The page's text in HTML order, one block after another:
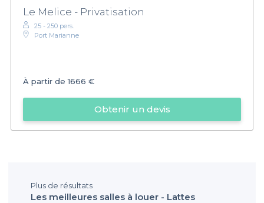
Le Melice - Privatisation
25 - 250 pers.
Port Marianne
À partir de1666 €
Obtenir un devis
Plus de résultats
Les meilleures salles à louer - Lattes